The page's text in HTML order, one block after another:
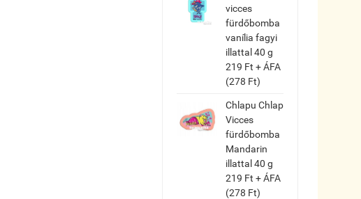
vicces
fürdőbomba
vanília fagyi
illattal 40 g
219 Ft + ÁFA
(278 Ft)
Chlapu Chlap
Vicces
fürdőbomba
Mandarin
illattal 40 g
219 Ft + ÁFA
(278 Ft)